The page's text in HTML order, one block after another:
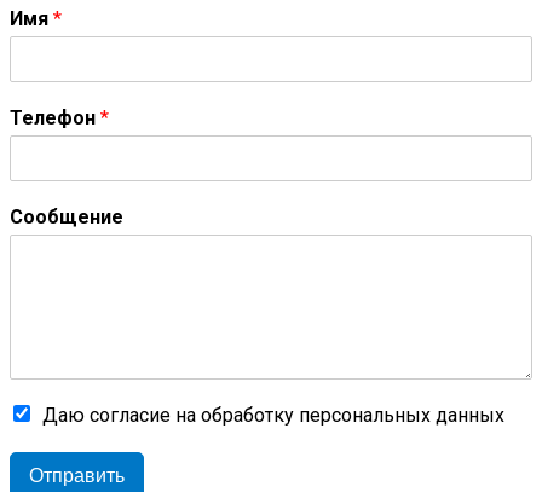
Имя *
Телефон *
Сообщение
Даю согласие на обработку персональных данных
Отправить